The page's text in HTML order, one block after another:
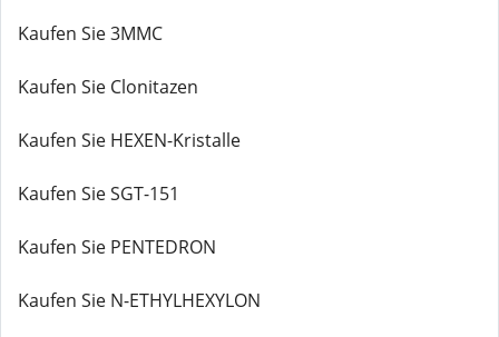
Kaufen Sie 3MMC
Kaufen Sie Clonitazen
Kaufen Sie HEXEN-Kristalle
Kaufen Sie SGT-151
Kaufen Sie PENTEDRON
Kaufen Sie N-ETHYLHEXYLON